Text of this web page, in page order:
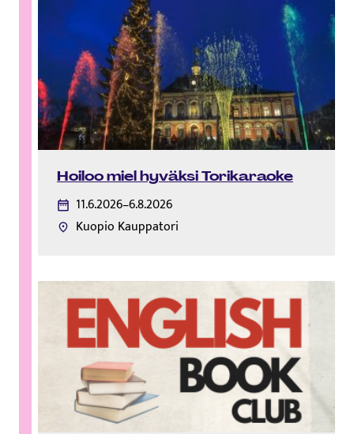
Hoiloo miel hyväksi Torikaraoke
11.6.2026–6.8.2026
Kuopio Kauppatori